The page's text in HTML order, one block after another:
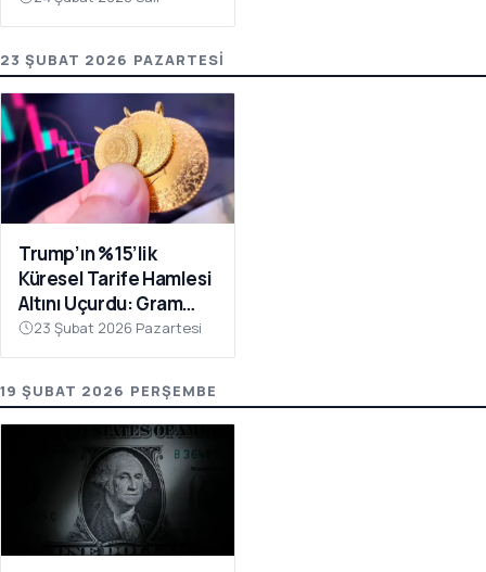
Koşuyor
23 ŞUBAT 2026 PAZARTESI
Trump’ın %15’lik
Küresel Tarife Hamlesi
Altını Uçurdu: Gram
Altında 7.800 TL Sinyali
23 Şubat 2026 Pazartesi
19 ŞUBAT 2026 PERŞEMBE